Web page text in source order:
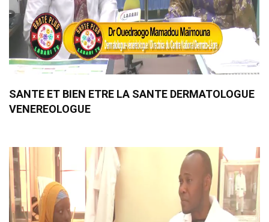
SANTE ET BIEN ETRE LA SANTE DERMATOLOGUE
VENEREOLOGUE